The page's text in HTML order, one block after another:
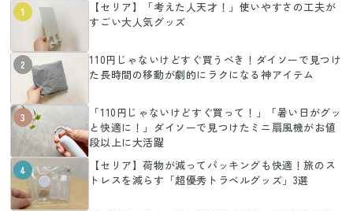
1
【セリア】「考えた人天才！」使いやすさの工夫が
すごい大人気グッズ
2
110円じゃないけどすぐ買うべき！ダイソーで見つけ
た長時間の移動が劇的にラクになる神アイテム
3
「110円じゃないけどすぐ買って！」「暑い日がグッ
と快適に！」ダイソーで見つけたミニ扇風機がお値
段以上に大活躍
4
【セリア】荷物が減ってパッキングも快適！旅のス
トレスを減らす「超優秀トラベルグッズ」3選